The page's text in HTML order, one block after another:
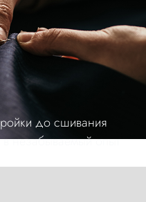
до сшивания
незабываемый опыт